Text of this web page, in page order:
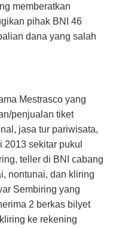
memberatkan
pihak BNI 46
dana yang salah
Mestrasco yang
penjualan tiket
jasa tur pariwisata,
2013 sekitar pukul
teller di BNI cabang
nontunai, dan kliring
Sembiring yang
2 berkas bilyet
ke rekening